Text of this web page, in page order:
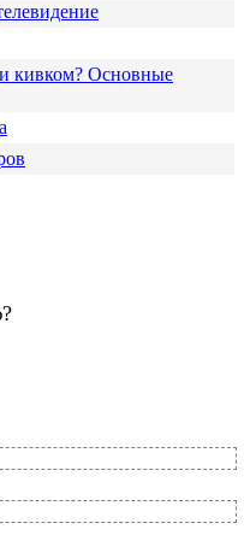
кивком? Основные